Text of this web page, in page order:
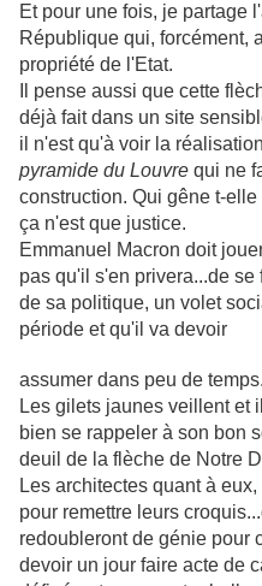
Et pour une fois, je partage
République qui, forcément,
propriété de l'Etat.
Il pense aussi que cette
déjà fait dans un site
il n'est qu'à voir la
pyramide du Louvre qui ne
construction. Qui gêne t-
ça n'est que justice.
Emmanuel Macron doit
pas qu'il s'en privera...de se
de sa politique, un volet
période et qu'il va devoir
assumer dans peu de temps.
Les gilets jaunes veillent et
bien se rappeler à son bon
deuil de la flèche de Notre
Les architectes quant à
pour remettre leurs
redoubleront de génie pour
devoir un jour faire acte de